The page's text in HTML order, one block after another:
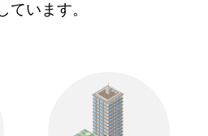
ています。